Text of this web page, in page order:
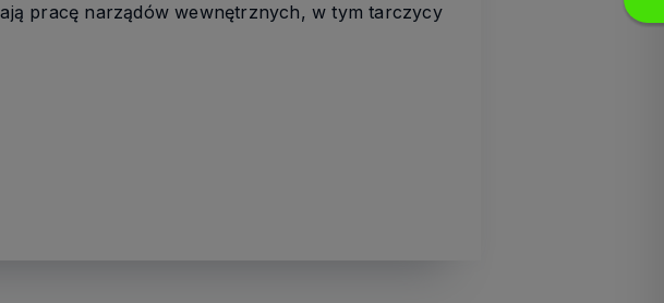
ają pracę narządów wewnętrznych, w tym tarczycy